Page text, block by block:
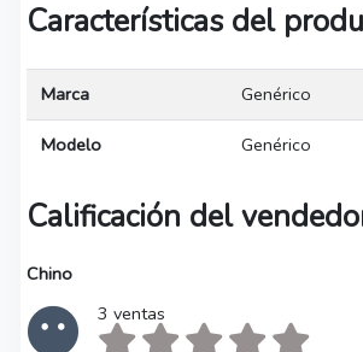
Características del
Marca Genérico
Modelo Genérico
Calificación del
Chino
3 ventas